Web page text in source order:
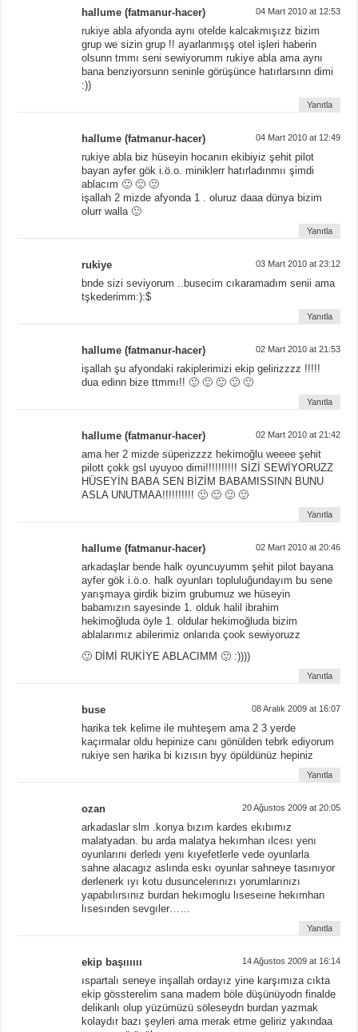
hallume (fatmanur-hacer) 04 Mart 2010 at 12:53
rukiye abla afyonda aynı otelde kalcakmışızz bizim
grup we sizin grup !! ayarlanmışş otel işleri haberin
olsunn tmmı seni sewiyorumm rukiye abla ama aynı
bana benziyorsunn seninle görüşünce hatırlarsınn dimi
:))
Yanıtla
hallume (fatmanur-hacer) 04 Mart 2010 at 12:49
rukiye abla biz hüseyin hocanın ekibiyiz şehit pilot
bayan ayfer gök i.ö.o. miniklerr hatırladınmıı şimdi
ablacım 🙂 🙂 🙂
işallah 2 mizde afyonda 1 . oluruz daaa dünya bizim
olurr walla 🙂
Yanıtla
rukiye 03 Mart 2010 at 23:12
bnde sizi seviyorum ..busecim cıkaramadım senii ama
tşkederimm:):$
Yanıtla
hallume (fatmanur-hacer) 02 Mart 2010 at 21:53
işallah şu afyondaki rakiplerimizi ekip gelirizzzz !!!!!
dua edinn bize ttmmı!! 🙂 🙂 🙂 🙂 🙂
Yanıtla
hallume (fatmanur-hacer) 02 Mart 2010 at 21:42
ama her 2 mizde süperizzzz hekimoğlu weeee şehit
pilott çokk gsl uyuyoo dimi!!!!!!!!!! SİZİ SEWİYORUZZ
HÜSEYİN BABA SEN BİZİM BABAMISSINN BUNU
ASLA UNUTMAA!!!!!!!!!! 🙂 🙂 🙂 🙂
Yanıtla
hallume (fatmanur-hacer) 02 Mart 2010 at 20:46
arkadaşlar bende halk oyuncuyumm şehit pilot bayana
ayfer gök i.ö.o. halk oyunları topluluğundayım bu sene
yarışmaya girdik bizim grubumuz we hüseyin
babamızın sayesinde 1. olduk halil ibrahim
hekimoğluda öyle 1. oldular hekimoğluda bizim
ablalarımız abilerimiz onlarıda çook sewiyoruzz
🙂 DİMİ RUKİYE ABLACIMM 🙂 :))))
Yanıtla
buse 08 Aralık 2009 at 16:07
harika tek kelime ile muhteşem ama 2 3 yerde
kaçırmalar oldu hepinize canı gönülden tebrk ediyorum
rukiye sen harika bi kızısın byy öpüldünüz hepiniz
Yanıtla
ozan 20 Ağustos 2009 at 20:05
arkadaslar slm .konya bızım kardes ekıbımız
malatyadan. bu arda malatya hekımhan ılcesı yenı
oyunlarını derledı yenı kıyefetlerle vede oyunlarla
sahne alacagız aslında eskı oyunlar sahneye tasınıyor
derlenerk ıyı kotu dusuncelerınızı yorumlarınızı
yapabılırsınız burdan hekımoglu lıseseıne hekımhan
lısesınden sevgıler……
Yanıtla
ekip başıııııı 14 Ağustos 2009 at 16:14
ıspartalı seneye inşallah ordayız yine karşımıza cıkta
ekip gössterelim sana madem böle düşünüyodn finalde
delikanlı olup yüzümüzü söleseydn burdan yazmak
kolaydır bazı şeyleri ama merak etme geliriz yakındaa